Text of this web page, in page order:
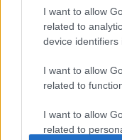
I want to allow
related to
device identifiers
I want to allow
related to
I want to allow
related to
játszani az előadást,
exkluzív bérlet
Nyitóképen az Ars
jobbra) dr. Cser-
János, a Vörösmarty
Székesfehérvári